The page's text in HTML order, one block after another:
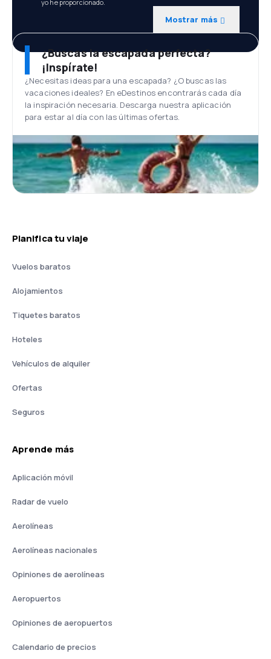
yo he proporcionado.
Mostrar más
¿Buscas la escapada perfecta?
¡Inspírate!
¿Necesitas ideas para una escapada? ¿O buscas las
vacaciones ideales? En eDestinos encontrarás cada día
la inspiración necesaria. Descarga nuestra aplicación
para estar al día con las últimas ofertas.
Planifica tu viaje
Vuelos baratos
Alojamientos
Tiquetes baratos
Hoteles
Vehículos de alquiler
Ofertas
Seguros
Aprende más
Aplicación móvil
Radar de vuelo
Aerolíneas
Aerolíneas nacionales
Opiniones de aerolíneas
Aeropuertos
Opiniones de aeropuertos
Calendario de precios